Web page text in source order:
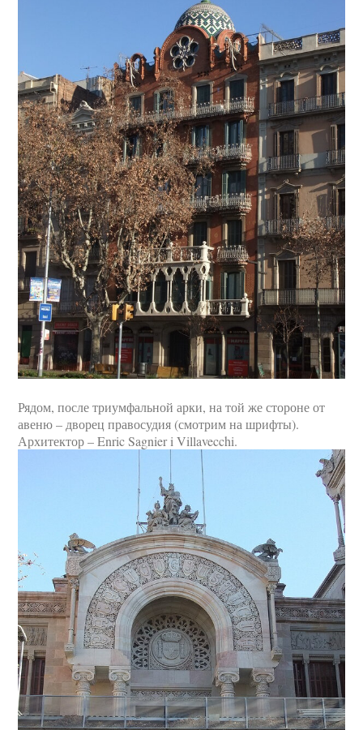
Рядом, после триумфальной арки, на той же стороне от
авеню – дворец правосудия (смотрим на шрифты).
Архитектор – Enric Sagnier i Villavecchi.